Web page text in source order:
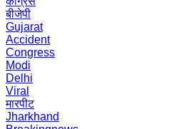
बीजेपी
Gujarat
Accident
Congress
Modi
Delhi
Viral
मारपीट
Jharkhand